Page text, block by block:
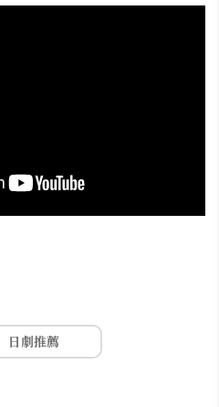
日劇推薦